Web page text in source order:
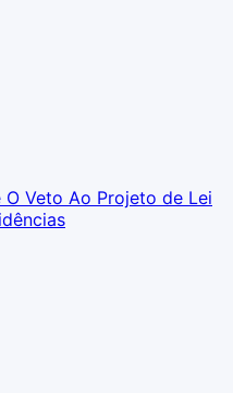
Veto Ao Projeto de Lei